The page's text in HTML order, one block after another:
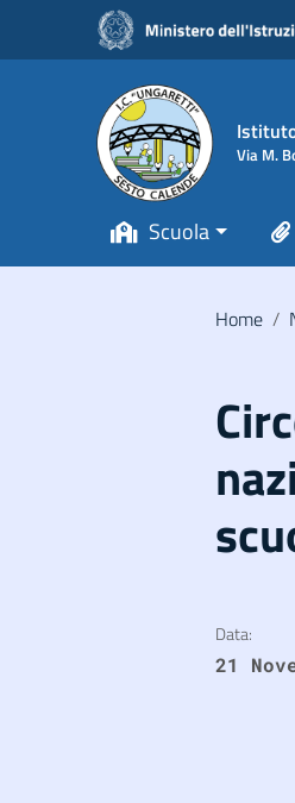
Vai ai contenuti
Vai al menu di navigazione
Vai al footer
Via M.
Scuola
Home /
Data:
21